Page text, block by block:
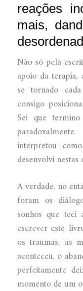
reações
mais,
Não só pela
apoio da terapia,
se tornado
consigo
Sei que
interpretou
desenvolvi
A verdade, no
foram os
sonhos que
escrever este
os traumas, as
aconteceu, o
perfeitamente
momento de um